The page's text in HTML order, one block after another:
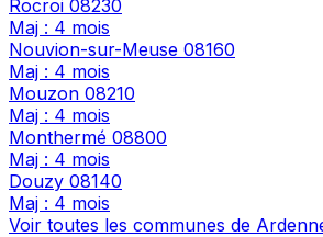
Rocroi 08230
Maj : 4 mois
Nouvion-sur-Meuse 08160
Maj : 4 mois
Mouzon 08210
Maj : 4 mois
Monthermé 08800
Maj : 4 mois
Douzy 08140
Maj : 4 mois
Voir toutes les communes de